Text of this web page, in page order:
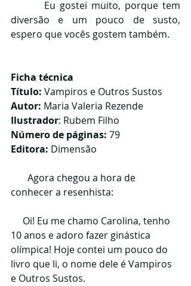
diversão e um pouco de susto,
espero que vocês gostem também.
Ficha técnica
Título: Vampiros e Outros Sustos
Autor: Maria Valeria Rezende
Ilustrador: Rubem Filho
Número de páginas: 79
Editora: Dimensão
conhecer a resenhista:
10 anos e adoro fazer ginástica
olímpica! Hoje contei um pouco do
livro que li, o nome dele é Vampiros
e Outros Sustos.